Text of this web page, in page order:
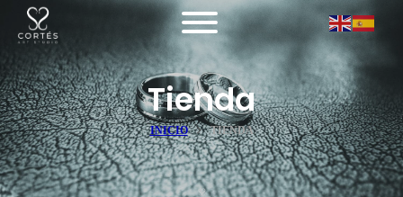
Tienda
INICIO TIENDA